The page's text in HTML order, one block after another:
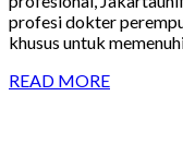
profesi dokter
khusus untuk
READ MORE